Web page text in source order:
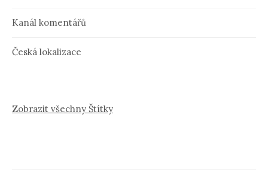
Kanál komentářů
Česká lokalizace
Zobrazit všechny Štítky